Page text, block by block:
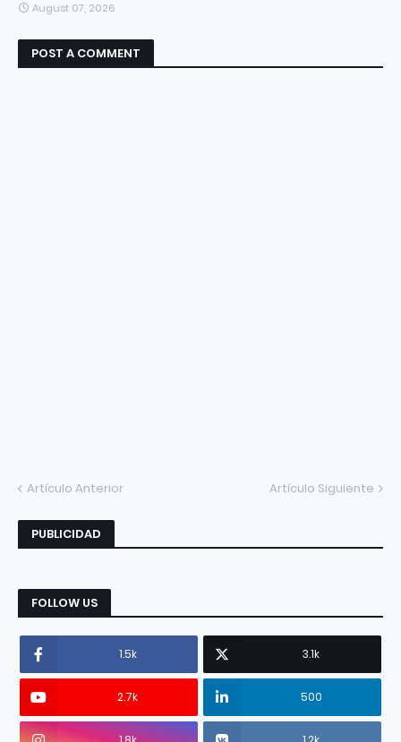
August 07, 2026
POST A COMMENT
Artículo Anterior Artículo Siguiente
PUBLICIDAD
FOLLOW US
1.5k 3.1k
2.7k 500